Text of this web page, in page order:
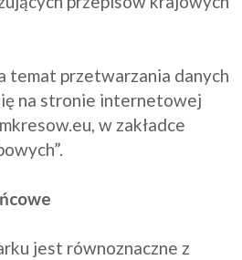
temat przetwarzania danych
na stronie internetowej
w zakładce
jest równoznaczne z